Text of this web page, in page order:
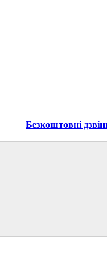
Безкоштовні